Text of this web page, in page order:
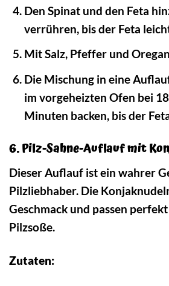
Den Spinat und den Feta
verrühren, bis der Feta
Mit Salz, Pfeffer und
Die Mischung in eine
im vorgeheizten Ofen bei
Minuten backen, bis der
6. Pilz-Sahne-Auflauf mit
Dieser Auflauf ist ein wahrer
Pilzliebhaber. Die
Geschmack und passen
Pilzsoße.
Zutaten: